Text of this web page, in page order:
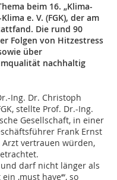
beim 16. „Klima-
e. V. (FGK), der am
Die rund 90
Folgen von Hitzestress
über
nachhaltig
Ing. Dr. Christoph
stellte Prof. Dr.-Ing.
Gesellschaft, in einer
Frank Ernst
Arzt vertrauen würden,
darf nicht länger als
‚must have‘“, so